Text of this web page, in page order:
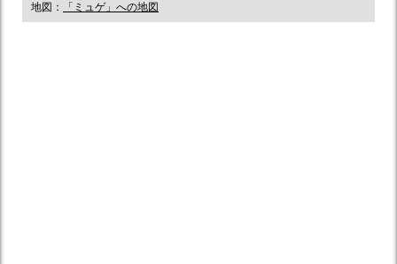
地図：
「ミュゲ」への地図